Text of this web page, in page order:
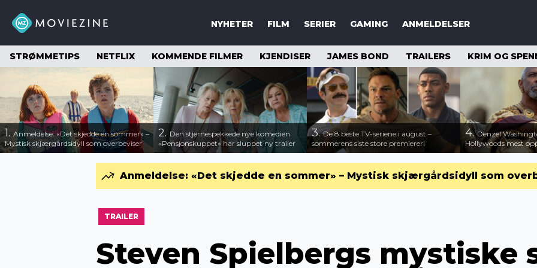
NYHETER FILM SERIER GAMING ANMELDELSER
STRØMMETIPS NETFLIX KOMMENDE FILMER KJENDISER JAMES BOND TRAILERS KRIM OG
1.Anmeldelse: «Det skjedde en sommer» –
Mystisk skjærgårdsidyll som overbeviser
2. Den stjernespekkede nye komedien
«Pensjonskuppet» har sluppet ny trailer
3.De 8 beste TV-seriene i august –
sommerens siste store premierer!
4.Denzel
Hollywoods mest
Anmeldelse: «Det skjedde en sommer» – Mystisk skjærgårdsidyll som
TRAILER
Steven Spielbergs mystiske